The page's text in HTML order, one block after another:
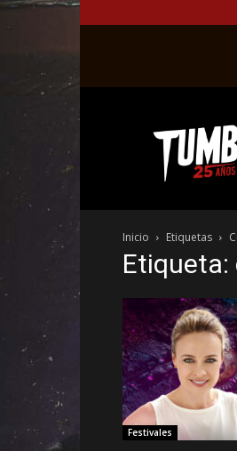
web
del
el
género
fantástico.
Inicio Etiquetas
Etiqueta:
Festivales